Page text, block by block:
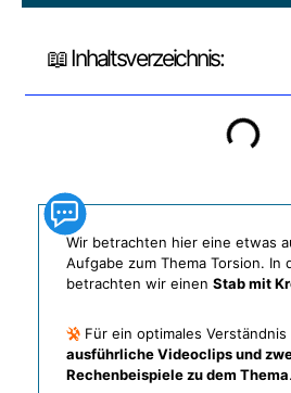
📖 Inhaltsverzeichnis:
Wir betrachten hier eine etwas
Aufgabe zum Thema Torsion. In
betrachten wir einen Stab mit
Für ein optimales
ausführliche Videoclips und
Rechenbeispiele zu dem Thema.